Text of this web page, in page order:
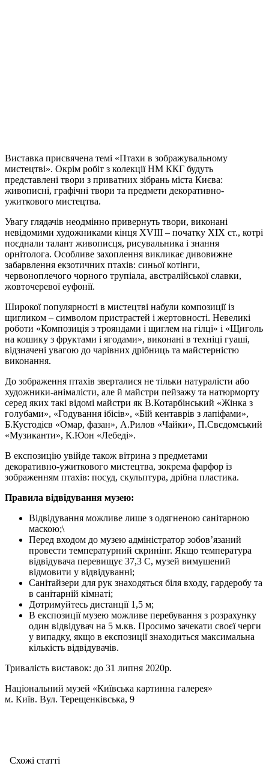
Виставка присвячена темі «Птахи в зображувальному
мистецтві». Окрім робіт з колекції НМ ККГ будуть
представлені твори з приватних зібрань міста Києва:
живописні, графічні твори та предмети декоративно-
ужиткового мистецтва.
Увагу глядачів неодмінно привернуть твори, виконані
невідомими художниками кінця XVIII – початку XIX ст., котрі
поєднали талант живописця, рисувальника і знання
орнітолога. Особливе захоплення викликає дивовижне
забарвлення екзотичних птахів: синьої котінги,
червоноплечого чорного трупіала, австралійської славки,
жовточеревої еуфонії.
Широкої популярності в мистецтві набули композиції із
щигликом – символом пристрастей і жертовності. Невеликі
роботи «Композиція з трояндами і щиглем на гілці» і «Щиголь
на кошику з фруктами і ягодами», виконані в техніці гуаші,
відзначені увагою до чарівних дрібниць та майстерністю
виконання.
До зображення птахів зверталися не тільки натуралісти або
художники-анімалісти, але й майстри пейзажу та натюрморту
серед яких такі відомі майстри як В.Котарбінський «Жінка з
голубами», «Годування ібісів», «Бій кентаврів з лапіфами»,
Б.Кустодієв «Омар, фазан», А.Рилов «Чайки», П.Свєдомський
«Музиканти», К.Юон «Лебеді».
В експозицію увійде також вітрина з предметами
декоративно-ужиткового мистецтва, зокрема фарфор із
зображенням птахів: посуд, скульптура, дрібна пластика.
Правила відвідування музею:
Відвідування можливе лише з одягненою санітарною
маскою;\
Перед входом до музею адміністратор зобов’язаний
провести температурний скринінг. Якщо температура
відвідувача перевищує 37,3 C, музей вимушений
відмовити у відвідуванні;
Санітайзери для рук знаходяться біля входу, гардеробу та
в санітарній кімнаті;
Дотримуйтесь дистанції 1,5 м;
В експозиції музею можливе перебування з розрахунку
один відвідувач на 5 м.кв. Просимо зачекати своєї черги
у випадку, якщо в експозиції знаходиться максимальна
кількість відвідувачів.
Тривалість виставок: до 31 липня 2020р.
Національний музей «Київська картинна галерея»
м. Київ. Вул. Терещенківська, 9
Схожі статтi